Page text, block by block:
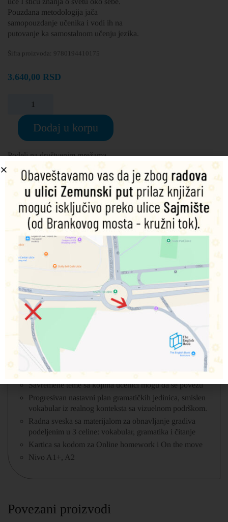
Pouzdana metodologija jača
samopouzdanje učenika i vodi ih na
putovanje ka samostalnom učenju jezika.
Šifra proizvoda: 9780194410175
3.640,00 RSD
Dodaj u korpu
Podeli na društvenim mrežama
Opis Dodatne informacije
Uzbudljiv kurs za tinejdžere, kombinje pouzdanu
metodologiju i zabavne, nove tehnologije. Svaka lekcija
ima integrisan video sadržaj u kome nas tipični američki
tinejdžeri uvode u gradivo. Glavni likovi se pojavljuju u
prepoznatljivom okruženju sa kojim svaki tinejdžer može
da se identifikuje. Udžbenik je koncipiran tako da pobudi
interesovanje ove uzrasne grupe i uzima u obzir način na
koji tinejdžeri danas komuniciraju i uče o svetu oko sebe,
od gledanja YouTube video snimaka preko video poziva do
slanja instant poruka drugarima.
Udžbenik i radna sveska
8 lekcija
Integrisan video u svakoj lekciji
Savremene teme sa kojima učenici mogu da se povežu
Progresivan nastavni plan gramatičkih jedinica, smislen
vokabular iz realnog konteksta sa vizuelnom podrškom.
Radna sveska sa materijalom za obnavljanje gradiva
podeljenim u 3 celine: vokabular, gramatika i čitanje
Kartica sa kodom za Online homework i On the move
Nivo A1+, A2
Povezani proizvodi